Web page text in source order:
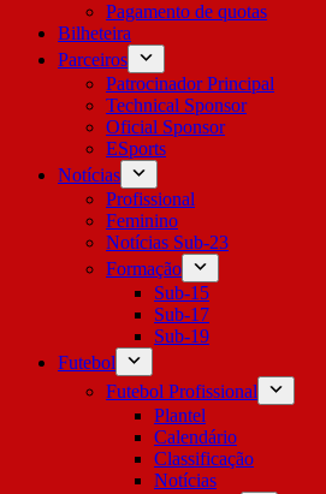
Pagamento de quotas
Bilheteira
Parceiros
Patrocinador Principal
Technical Sponsor
Oficial Sponsor
ESports
Notícias
Profissional
Feminino
Notícias Sub-23
Formação
Sub-15
Sub-17
Sub-19
Futebol
Futebol Profissional
Plantel
Calendário
Classificação
Notícias